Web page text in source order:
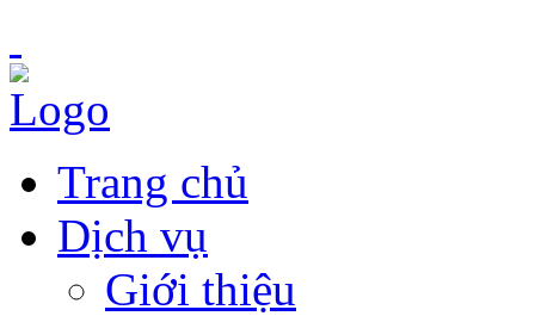
Trang chủ
Dịch vụ
Giới thiệu